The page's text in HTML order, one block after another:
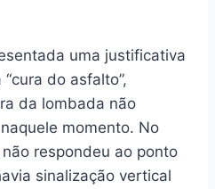
uma justificativa
do asfalto”,
da lombada não
momento. No
respondeu ao ponto
sinalização vertical